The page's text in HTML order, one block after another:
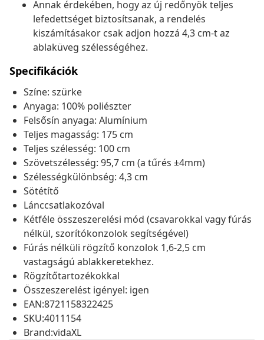
Annak érdekében, hogy az új redőnyök teljes
lefedettséget biztosítsanak, a rendelés
kiszámításakor csak adjon hozzá 4,3 cm-t az
ablaküveg szélességéhez.
Specifikációk
Színe: szürke
Anyaga: 100% poliészter
Felsősín anyaga: Alumínium
Teljes magasság: 175 cm
Teljes szélesség: 100 cm
Szövetszélesség: 95,7 cm (a tűrés ±4mm)
Szélességkülönbség: 4,3 cm
Sötétítő
Lánccsatlakozóval
Kétféle összeszerelési mód (csavarokkal vagy fúrás
nélkül, szorítókonzolok segítségével)
Fúrás nélküli rögzítő konzolok 1,6-2,5 cm
vastagságú ablakkeretekhez.
Rögzítőtartozékokkal
Összeszerelést igényel: igen
EAN:8721158322425
SKU:4011154
Brand:vidaXL